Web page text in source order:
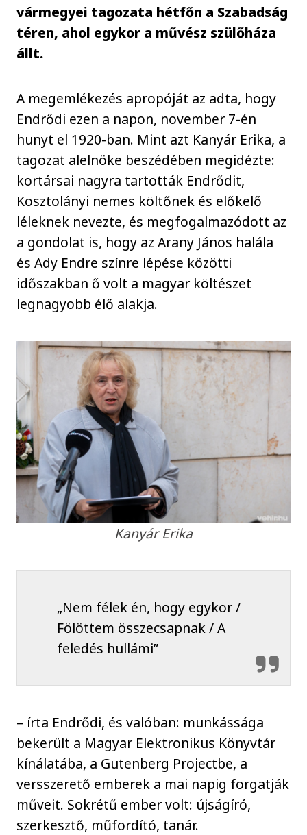
vármegyei tagozata hétfőn a Szabadság
téren, ahol egykor a művész szülőháza
állt.
A megemlékezés apropóját az adta, hogy
Endrődi ezen a napon, november 7-én
hunyt el 1920-ban. Mint azt Kanyár Erika, a
tagozat alelnöke beszédében megidézte:
kortársai nagyra tartották Endrődit,
Kosztolányi nemes költőnek és előkelő
léleknek nevezte, és megfogalmazódott az
a gondolat is, hogy az Arany János halála
és Ady Endre színre lépése közötti
időszakban ő volt a magyar költészet
legnagyobb élő alakja.
Kanyár Erika
„Nem félek én, hogy egykor /
Fölöttem összecsapnak / A
feledés hullámi”
– írta Endrődi, és valóban: munkássága
bekerült a Magyar Elektronikus Könyvtár
kínálatába, a Gutenberg Projectbe, a
versszerető emberek a mai napig forgatják
műveit. Sokrétű ember volt: újságíró,
szerkesztő, műfordító, tanár.